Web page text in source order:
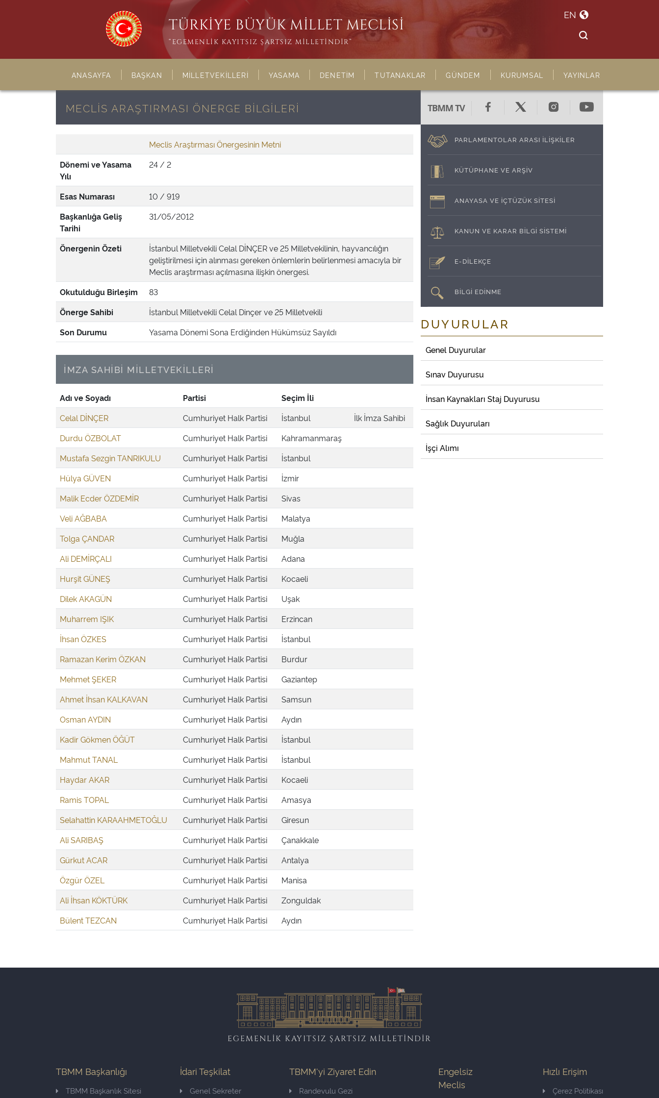
TÜRKİYE BÜYÜK MİLLET MECLİSİ
“EGEMENLİK KAYITSIZ ŞARTSIZ MİLLETİNDİR”
EN
ANASAYFA BAŞKAN MİLLETVEKİLLERİ YASAMA DENETİM TUTANAKLAR GÜNDEM KURUMSAL YAYINLAR
MECLİS ARAŞTIRMASI ÖNERGE BİLGİLERİ
Meclis Araştırması Önergesinin Metni
Dönemi ve Yasama
Yılı
24 / 2
Esas Numarası
10 / 919
Başkanlığa Geliş
Tarihi
31/05/2012
Önergenin Özeti
İstanbul Milletvekili Celal DİNÇER ve 25 Milletvekilinin, hayvancılığın
geliştirilmesi için alınması gereken önlemlerin belirlenmesi amacıyla bir
Meclis araştırması açılmasına ilişkin önergesi.
Okutulduğu Birleşim
83
Önerge Sahibi
İstanbul Milletvekili Celal Dinçer ve 25 Milletvekili
Son Durumu
Yasama Dönemi Sona Erdiğinden Hükümsüz Sayıldı
İMZA SAHİBİ MİLLETVEKİLLERİ
Adı ve Soyadı Partisi
Seçim İli
Celal DİNÇER
Cumhuriyet Halk Partisi İstanbul
İlk İmza Sahibi
Durdu ÖZBOLAT
Cumhuriyet Halk Partisi
Kahramanmaraş
Mustafa Sezgin TANRIKULU
Cumhuriyet Halk Partisi
İstanbul
Hülya GÜVEN
Cumhuriyet Halk Partisi
İzmir
Malik Ecder ÖZDEMİR
Cumhuriyet Halk Partisi
Sivas
Veli AĞBABA
Cumhuriyet Halk Partisi
Malatya
Tolga ÇANDAR
Cumhuriyet Halk Partisi
Muğla
Ali DEMİRÇALI
Cumhuriyet Halk Partisi
Adana
Hurşit GÜNEŞ
Cumhuriyet Halk Partisi
Kocaeli
Dilek AKAGÜN
Cumhuriyet Halk Partisi
Uşak
Muharrem IŞIK
Cumhuriyet Halk Partisi
Erzincan
İhsan ÖZKES
Cumhuriyet Halk Partisi
İstanbul
Ramazan Kerim ÖZKAN
Cumhuriyet Halk Partisi
Burdur
Mehmet ŞEKER
Cumhuriyet Halk Partisi
Gaziantep
Ahmet İhsan KALKAVAN
Cumhuriyet Halk Partisi
Samsun
Osman AYDIN
Cumhuriyet Halk Partisi
Aydın
Kadir Gökmen ÖĞÜT
Cumhuriyet Halk Partisi
İstanbul
Mahmut TANAL
Cumhuriyet Halk Partisi
İstanbul
Haydar AKAR
Cumhuriyet Halk Partisi
Kocaeli
Ramis TOPAL
Cumhuriyet Halk Partisi
Amasya
Selahattin KARAAHMETOĞLU
Cumhuriyet Halk Partisi
Giresun
Ali SARIBAŞ
Cumhuriyet Halk Partisi
Çanakkale
Gürkut ACAR
Cumhuriyet Halk Partisi
Antalya
Özgür ÖZEL
Cumhuriyet Halk Partisi
Manisa
Ali İhsan KÖKTÜRK
Cumhuriyet Halk Partisi
Zonguldak
Bülent TEZCAN
Cumhuriyet Halk Partisi Aydın
TBMM TV
PARLAMENTOLAR ARASI İLİŞKİLER
KÜTÜPHANE VE ARŞİV
ANAYASA VE İÇTÜZÜK SİTESİ
KANUN VE KARAR BİLGİ SİSTEMİ
E-DİLEKÇE
BİLGİ EDİNME
DUYURULAR
Genel Duyurular
Sınav Duyurusu
İnsan Kaynakları Staj Duyurusu
Sağlık Duyuruları
İşçi Alımı
EGEMENLİK KAYITSIZ ŞARTSIZ MİLLETİNDİR
TBMM Başkanlığı
TBMM Başkanlık Sitesi
İdari Teşkilat
Genel Sekreter
TBMM'yi Ziyaret Edin
Randevulu Gezi
Engelsiz
Meclis
Hızlı Erişim
Çerez Politikası